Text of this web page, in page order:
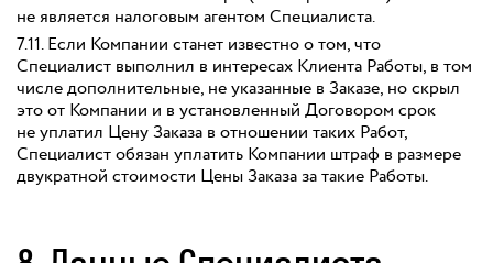
не является налоговым агентом Специалиста.
7.11. Если Компании станет известно о том, что
Специалист выполнил в интересах Клиента Работы, в том
числе дополнительные, не указанные в Заказе, но скрыл
это от Компании и в установленный Договором срок
не уплатил Цену Заказа в отношении таких Работ,
Специалист обязан уплатить Компании штраф в размере
двукратной стоимости Цены Заказа за такие Работы.